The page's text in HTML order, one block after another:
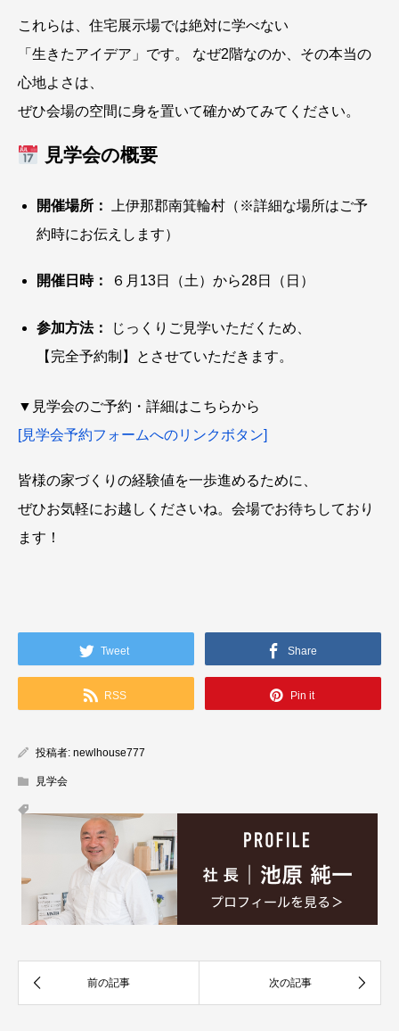
これらは、住宅展示場では絶対に学べない
「生きたアイデア」です。 なぜ2階なのか、その本当の
心地よさは、
ぜひ会場の空間に身を置いて確かめてみてください。
見学会の概要
開催場所：
上伊那郡南箕輪村（※詳細な場所はご予
約時にお伝えします）
開催日時： ６月13日（土）から28日（日）
参加方法：
じっくりご見学いただくため、
【完全予約制】とさせていただきます。
▼見学会のご予約・詳細はこちらから
[見学会予約フォームへのリンクボタン]
皆様の家づくりの経験値を一歩進めるために、
ぜひお気軽にお越しくださいね。会場でお待ちしており
ます！
Tweet Share
RSS Pin it
投稿者: newlhouse777
見学会